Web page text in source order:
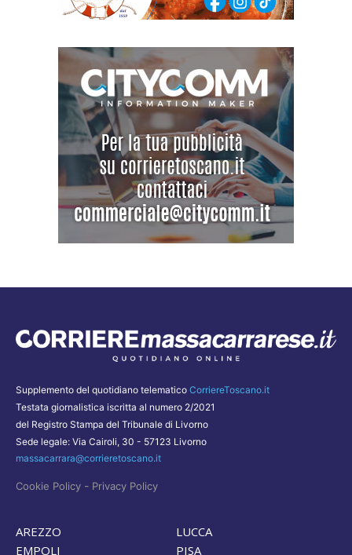
Supplemento del quotidiano telematico CorriereToscano.it
Testata giornalistica iscritta al numero 2/2021
del Registro Stampa del Tribunale di Livorno
Sede legale: Via Cairoli, 30 - 57123 Livorno
massacarrara@corrieretoscano.it
Cookie Policy - Privacy Policy
AREZZO
EMPOLI
LUCCA
PISA